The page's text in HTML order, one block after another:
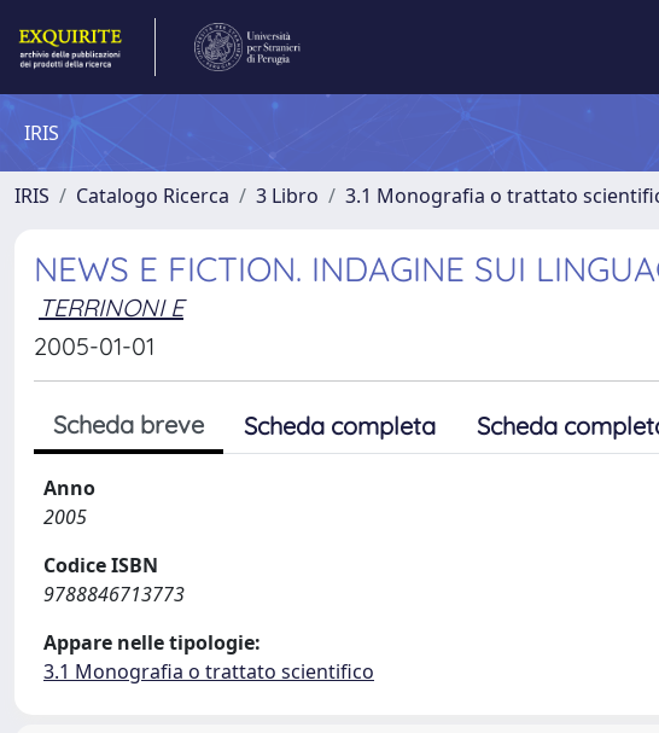
IRIS
IRIS Catalogo Ricerca 3 Libro 3.1 Monografia o trattato
NEWS E FICTION. INDAGINE SUI
TERRINONI E
2005-01-01
Scheda breve Scheda completa Scheda
Anno
2005
Codice ISBN
9788846713773
Appare nelle tipologie:
3.1 Monografia o trattato scientifico